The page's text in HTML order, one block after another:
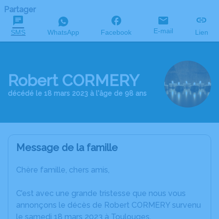
Partager
SMS WhatsApp Facebook E-mail Lien
Robert CORMERY
décédé le 18 mars 2023 à l'âge de 98 ans
Message de la famille
Chère famille, chers amis,
C’est avec une grande tristesse que nous vous
annonçons le décès de Robert CORMERY survenu
le samedi 18 mars 2023 à Toulouges.